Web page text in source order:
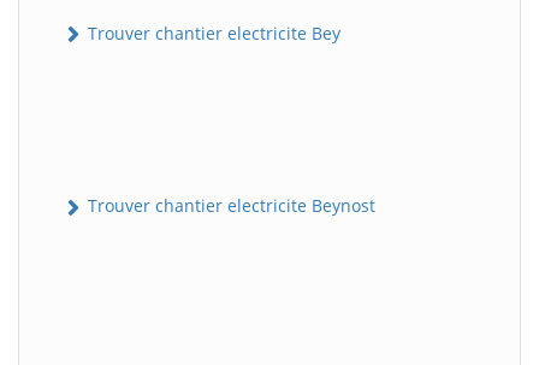
Trouver chantier electricite Bey
Trouver chantier electricite Beynost